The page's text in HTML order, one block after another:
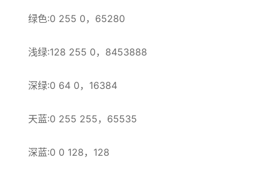
绿色:0 255 0，65280
浅绿:128 255 0，8453888
深绿:0 64 0，16384
天蓝:0 255 255，65535
深蓝:0 0 128，128